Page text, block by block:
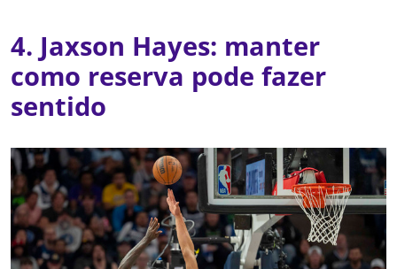
4. Jaxson Hayes: manter
como reserva pode fazer
sentido